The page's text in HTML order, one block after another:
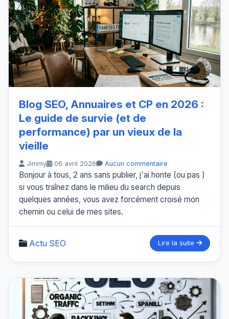
Blog SEO, Annuaires et CP en 2026 :
Le guide de survie (et de
performance) par un vieux de la
vieille
Jimmy 06 avril 2026 Aucun commentaire
Bonjour à tous, 2 ans sans publier, j'ai honte (ou pas )
si vous traînez dans le milieu du search depuis
quelques années, vous avez forcément croisé mon
chemin ou celui de mes sites.
Actu SEO Lire la suite